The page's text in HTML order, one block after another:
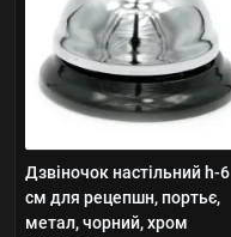
Дзвіночок настільний h-6
cм для рецепшн, портьє,
метал, чорний, хром